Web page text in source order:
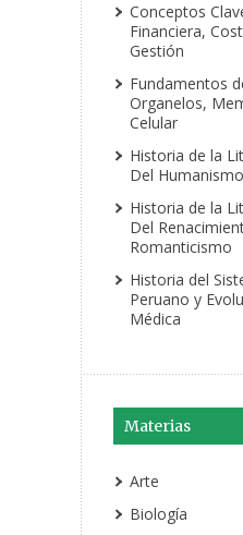
Conceptos
Financiera,
Gestión
Fundamentos
Organelos,
Celular
Historia de la
Del
Historia de la
Del
Romanticismo
Historia del
Peruano y
Médica
Materias
Arte
Biología